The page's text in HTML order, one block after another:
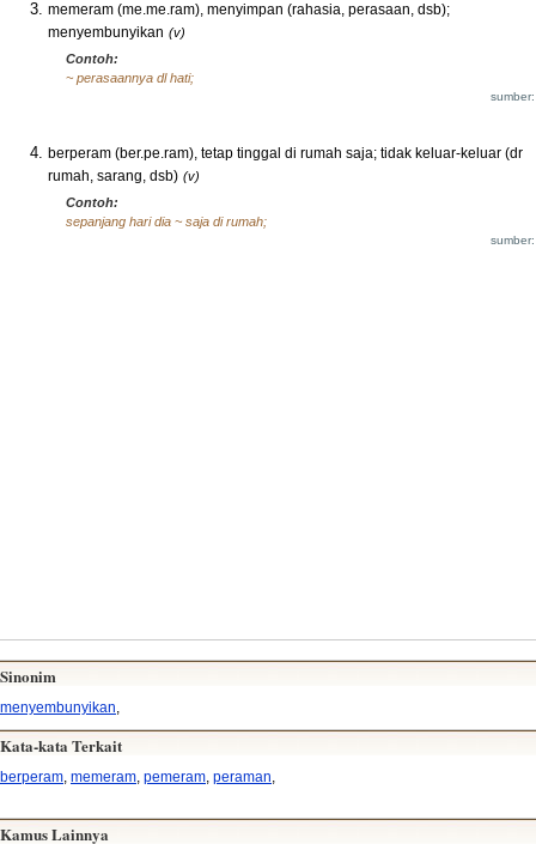
memeram (me.me.ram), menyimpan (rahasia, perasaan, dsb);
menyembunyikan (v)
Contoh:
~ perasaannya dl hati;
berperam (ber.pe.ram), tetap tinggal di rumah saja; tidak keluar-keluar (dr
rumah, sarang, dsb) (v)
Contoh:
sepanjang hari dia ~ saja di rumah;
Sinonim
menyembunyikan
Kata-kata Terkait
berperam, memeram, pemeram, peraman,
Kamus Lainnya